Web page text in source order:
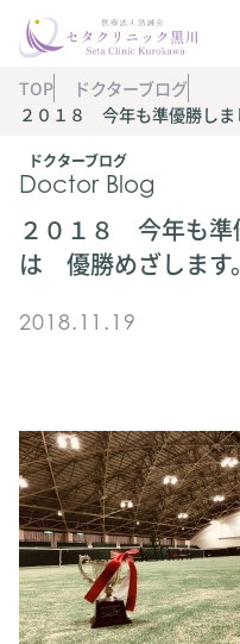
ドクターブログ
Doctor Blog
TOP
ドクターブログ
２０１８ 今年も準優勝し
２０１８ 今年も
は 優勝めざします。
2018.11.19